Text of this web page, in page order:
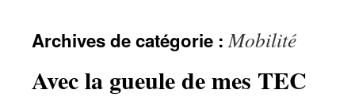
Archives de catégorie :Mobilité
Avec la gueule de mes TEC